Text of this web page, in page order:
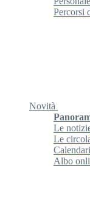
Percorsi
Novità
Le
Le
Albo